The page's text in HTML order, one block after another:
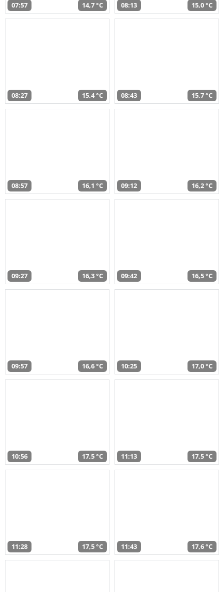
07:57 14,7 °C 08:13 15,0 °C
08:27 15,4 °C 08:43 15,7 °C
08:57 16,1 °C 09:12 16,2 °C
09:27 16,3 °C 09:42 16,5 °C
09:57 16,6 °C 10:25 17,0 °C
10:56 17,5 °C 11:13 17,5 °C
11:28 17,5 °C 11:43 17,6 °C